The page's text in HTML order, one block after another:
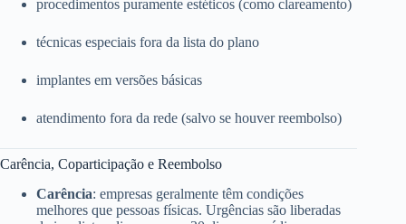
procedimentos puramente estéticos (como clareamento)
técnicas especiais fora da lista do plano
implantes em versões básicas
atendimento fora da rede (salvo se houver reembolso)
Carência, Coparticipação e Reembolso
Carência: empresas geralmente têm condições
melhores que pessoas físicas. Urgências são liberadas